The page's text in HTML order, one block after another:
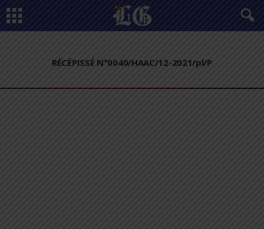
RÉCÉPISSÉ N°0040/HAAC/12-2021/pl/P